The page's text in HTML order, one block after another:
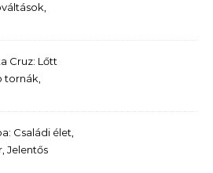
Cruz: Lőtt
tornák,
Családi élet,
Jelentős